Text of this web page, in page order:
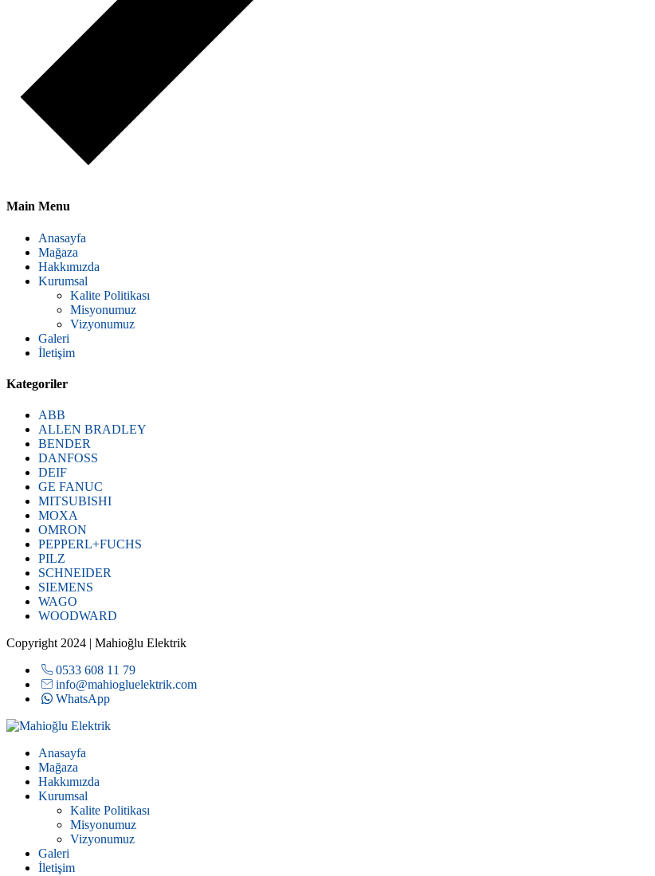
Main Menu
Anasayfa
Mağaza
Hakkımızda
Kurumsal
Kalite Politikası
Misyonumuz
Vizyonumuz
Galeri
İletişim
Kategoriler
ABB
ALLEN BRADLEY
BENDER
DANFOSS
DEIF
GE FANUC
MITSUBISHI
MOXA
OMRON
PEPPERL+FUCHS
PILZ
SCHNEIDER
SIEMENS
WAGO
WOODWARD
Copyright 2024 | Mahioğlu Elektrik
0533 608 11 79
info@mahiogluelektrik.com
WhatsApp
Anasayfa
Mağaza
Hakkımızda
Kurumsal
Kalite Politikası
Misyonumuz
Vizyonumuz
Galeri
İletişim